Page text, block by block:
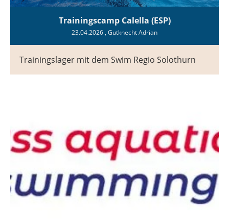
Trainingscamp Calella (ESP)
23.04.2026 , Gutknecht Adrian
Trainingslager mit dem Swim Regio Solothurn